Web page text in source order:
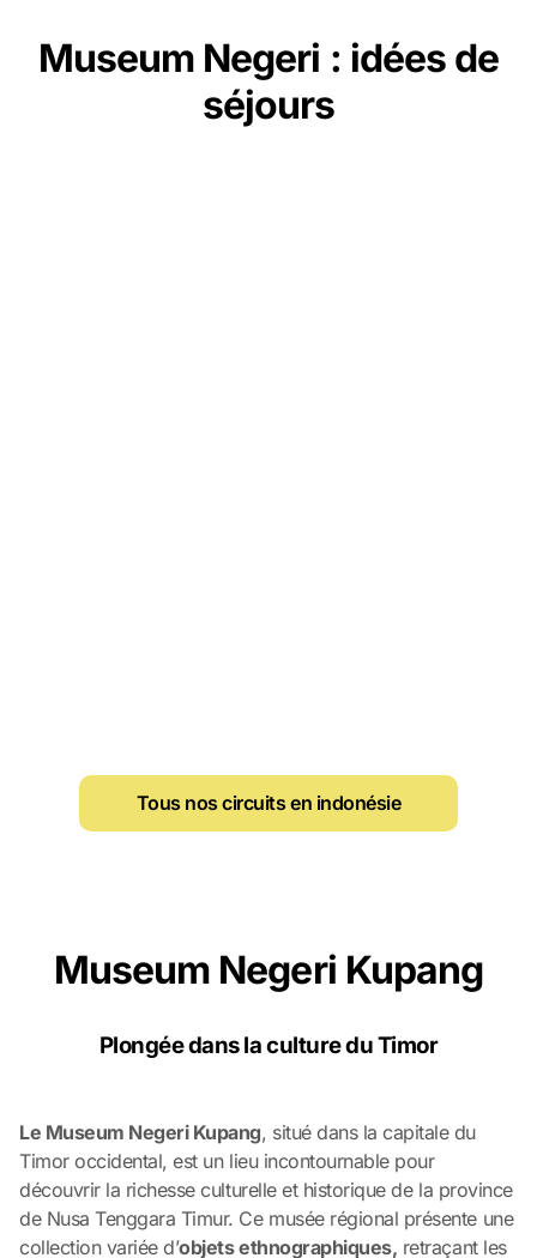
Museum Negeri : idées de
séjours
Tous nos circuits en indonésie
Museum Negeri Kupang
Plongée dans la culture du Timor
Le Museum Negeri Kupang, situé dans la capitale du
Timor occidental, est un lieu incontournable pour
découvrir la richesse culturelle et historique de la province
de Nusa Tenggara Timur. Ce musée régional présente une
collection variée d’objets ethnographiques, retraçant les